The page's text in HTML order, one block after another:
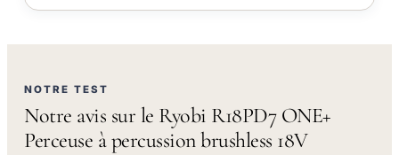
NOTRE TEST
Notre avis sur le Ryobi R18PD7 ONE+
Perceuse à percussion brushless 18V